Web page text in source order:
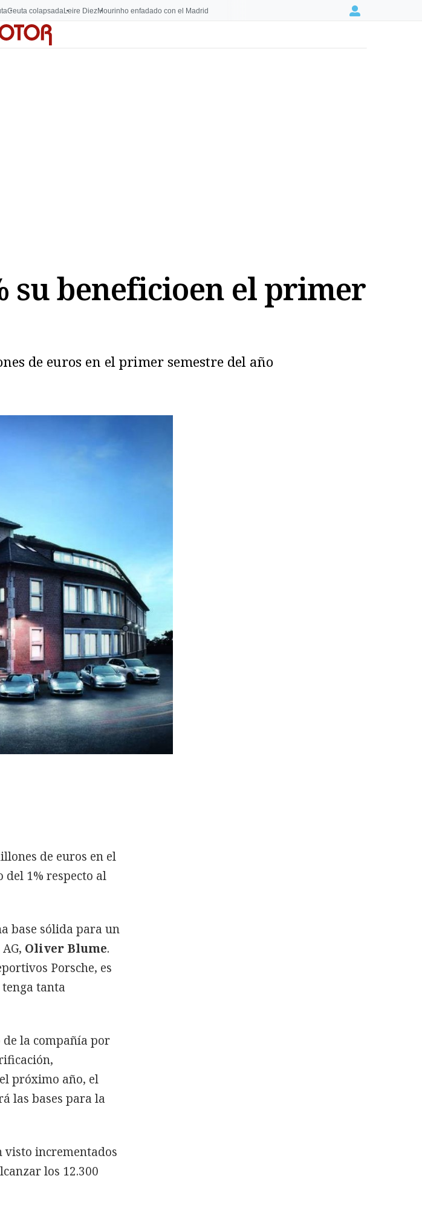
Ceuta colapsadaLeire DiezMourinho enfadado con el Madrid Login
su beneficioen el primer
de euros en el primer semestre del año
de euros en el
del 1% respecto al
base sólida para un
Oliver Blume.
Porsche, es
tenga tanta
la compañía por
próximo año, el
las bases para la
visto incrementados
los 12.300